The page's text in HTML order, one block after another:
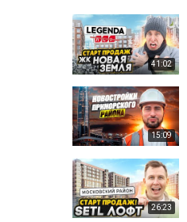
41:02
15:09
26:23